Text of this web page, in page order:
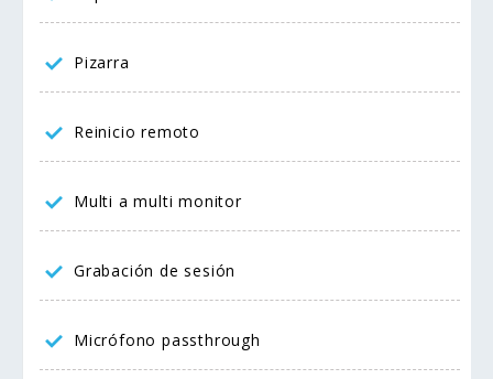
Pizarra
Reinicio remoto
Multi a multi monitor
Grabación de sesión
Micrófono passthrough